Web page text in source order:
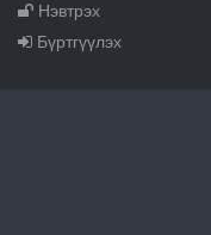
Нэвтрэх
Бүртгүүлэх